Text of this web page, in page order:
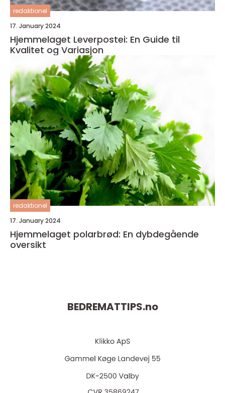
redaktionel
17. January 2024
Hjemmelaget Leverpostei: En Guide til
Kvalitet og Variasjon
redaktionel
17. January 2024
Hjemmelaget polarbrød: En dybdegående
oversikt
BEDREMATTIPS.no